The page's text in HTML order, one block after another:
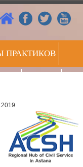
ПРАКТИКОВ